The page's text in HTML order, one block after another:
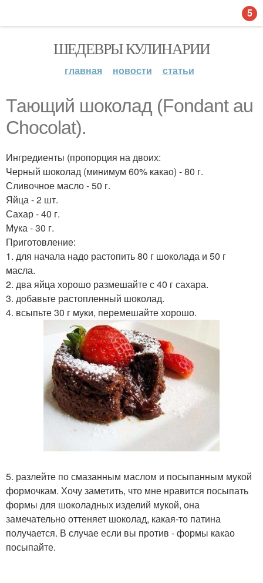
ШЕДЕВРЫ КУЛИНАРИИ
главная новости статьи
Тающий шоколад (Fondant au
Chocolat).
Ингредиенты (пропорция на двоих:
Черный шоколад (минимум 60% какао) - 80 г.
Сливочное масло - 50 г.
Яйца - 2 шт.
Сахар - 40 г.
Мука - 30 г.
Приготовление:
1. для начала надо растопить 80 г шоколада и 50 г
масла.
2. два яйца хорошо размешайте с 40 г сахара.
3. добавьте растопленный шоколад.
4. всыпьте 30 г муки, перемешайте хорошо.
5. разлейте по смазанным маслом и посыпанным мукой
формочкам. Хочу заметить, что мне нравится посыпать
формы для шоколадных изделий мукой, она
замечательно оттеняет шоколад, какая-то патина
получается. В случае если вы против - формы какао
посыпайте.
5